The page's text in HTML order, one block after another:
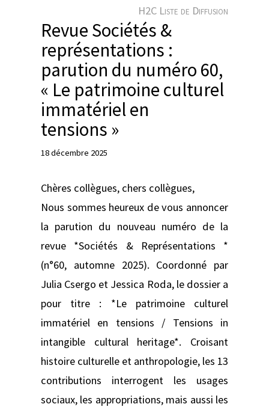
H2C Liste de Diffusion
Revue Sociétés &
représentations :
parution du numéro 60,
« Le patrimoine culturel
immatériel en
tensions »
18 décembre 2025
Chères collègues, chers collègues,
Nous sommes heureux de vous annoncer
la parution du nouveau numéro de la
revue *Sociétés & Représentations *
(n°60, automne 2025). Coordonné par
Julia Csergo et Jessica Roda, le dossier a
pour titre : *Le patrimoine culturel
immatériel en tensions / Tensions in
intangible cultural heritage*. Croisant
histoire culturelle et anthropologie, les 13
contributions interrogent les usages
sociaux, les appropriations, mais aussi les